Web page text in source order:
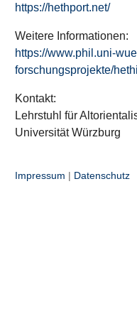
https://hethport.net/
Weitere Informationen:
https://www.phil.uni-
forschungsprojekte/
Kontakt:
Lehrstuhl für
Universität Würzburg
Impressum | Datenschutz